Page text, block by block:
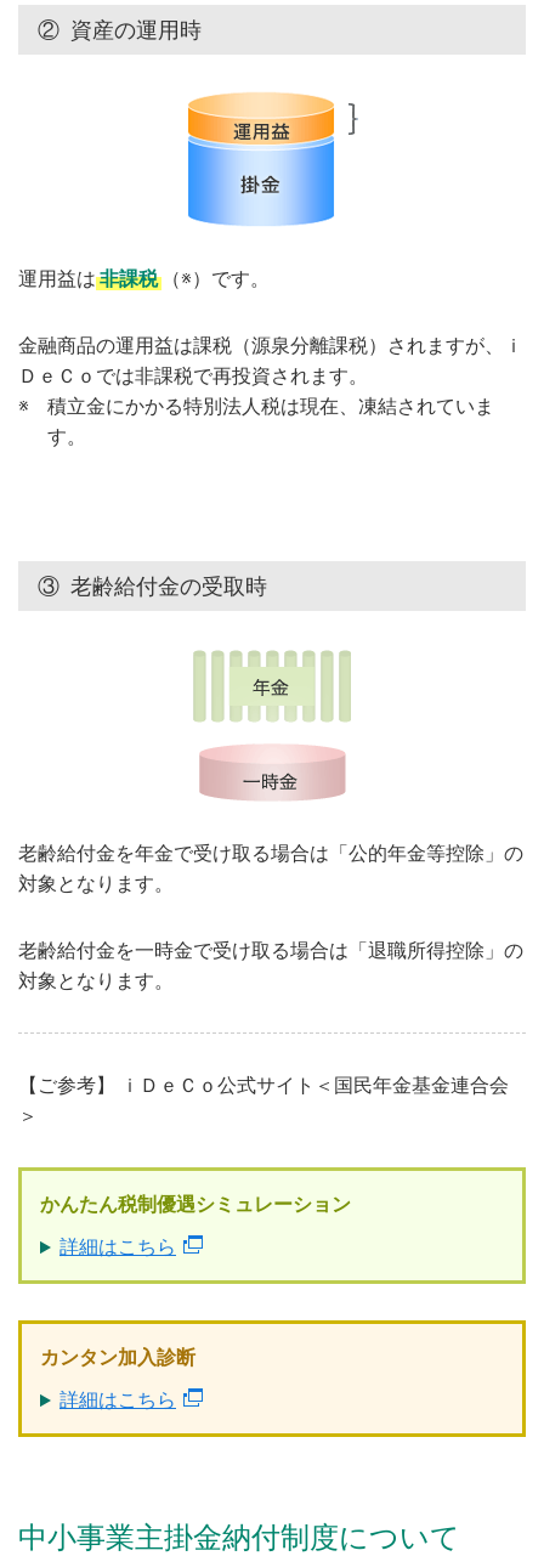
② 資産の運用時
運用益は 非課税 （※）です。
金融商品の運用益は課税（源泉分離課税）されますが、ｉ
ＤｅＣｏでは非課税で再投資されます。
※
積立金にかかる特別法人税は現在、凍結されていま
す。
③ 老齢給付金の受取時
老齢給付金を年金で受け取る場合は「公的年金等控除」の
対象となります。
老齢給付金を一時金で受け取る場合は「退職所得控除」の
対象となります。
【ご参考】 ｉＤｅＣｏ公式サイト＜国民年金基金連合会
＞
かんたん税制優遇シミュレーション
詳細はこちら
カンタン加入診断
詳細はこちら
中小事業主掛金納付制度について